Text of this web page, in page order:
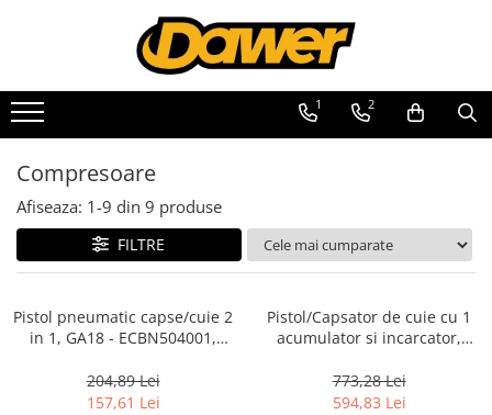
Toate Produsele
Pompe apă și Hidrofoare
Pompe submersibile
Hidrofoare
Pompe apa de suprafata
Pompe apa murdara
Motopompe
Accesorii pompe
1 2
Compresoare
Afiseaza: 1-9 din 9 produse
FILTRE
Pistol pneumatic capse/cuie 2
in 1, GA18 - ECBN504001,
204,89 Lei
157,61 Lei
Pistol/Capsator de cuie cu 1
acumulator si incarcator,
ELBNLi35085, EMTOP
773,28 Lei
594,83 Lei